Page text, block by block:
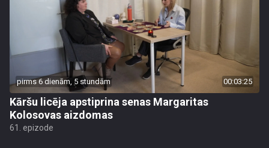
pirms 6 dienām, 5 stundām 00:03:25
Kāršu licēja apstiprina senas Margaritas
Kolosovas aizdomas
61. epizode